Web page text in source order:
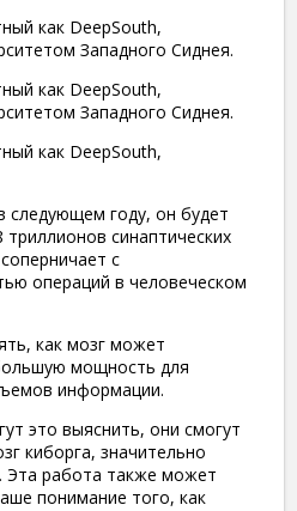
как DeepSouth,
Западного Сиднея.
как DeepSouth,
Западного Сиднея.
как DeepSouth,
следующем году, он будет
синаптических
с
операций в человеческом
как мозг может
мощность для
информации.
это выяснить, они смогут
киборга, значительно
работа также может
понимание того, как